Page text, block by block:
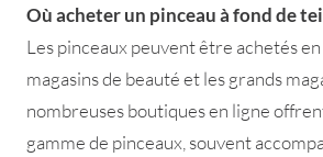
Oùacheter un pinceau à fond de
Les pinceaux peuvent être achetés en
magasins de beauté et les grands
nombreuses boutiques en ligne
gamme de pinceaux, souvent